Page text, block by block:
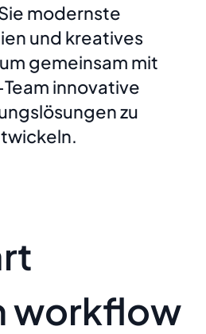
modernste
und kreatives
gemeinsam mit
innovative
zu
workflow